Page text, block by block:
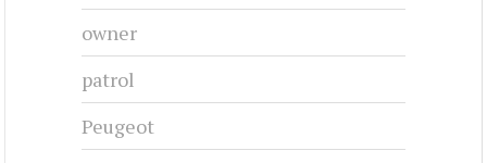
owner
patrol
Peugeot